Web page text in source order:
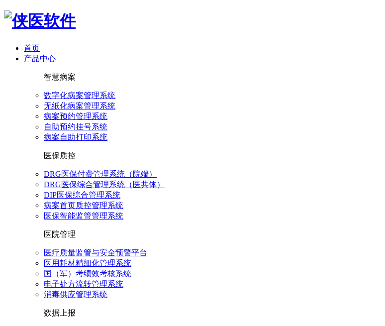
首页
产品中心
智慧病案
数字化病案管理系统
无纸化病案管理系统
病案预约管理系统
自助预约挂号系统
病案自助打印系统
医保质控
DRG医保付费管理系统（院端）
DRG医保综合管理系统（医共体）
DIP医保综合管理系统
病案首页质控管理系统
医保智能监管管理系统
医院管理
医疗质量监管与安全预警平台
医用耗材精细化管理系统
国（军）考绩效考核系统
电子处方流转管理系统
消毒供应管理系统
数据上报